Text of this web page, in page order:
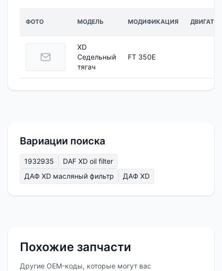
ФОТО МОДЕЛЬ МОДИФИКАЦИЯ
XD
Седельный
тягач
FT 350E
Вариации поиска
1932935
DAF XD oil filter
ДАФ XD масляный фильтр
ДАФ XD
Похожие запчасти
Другие OEM-коды, которые могут вас